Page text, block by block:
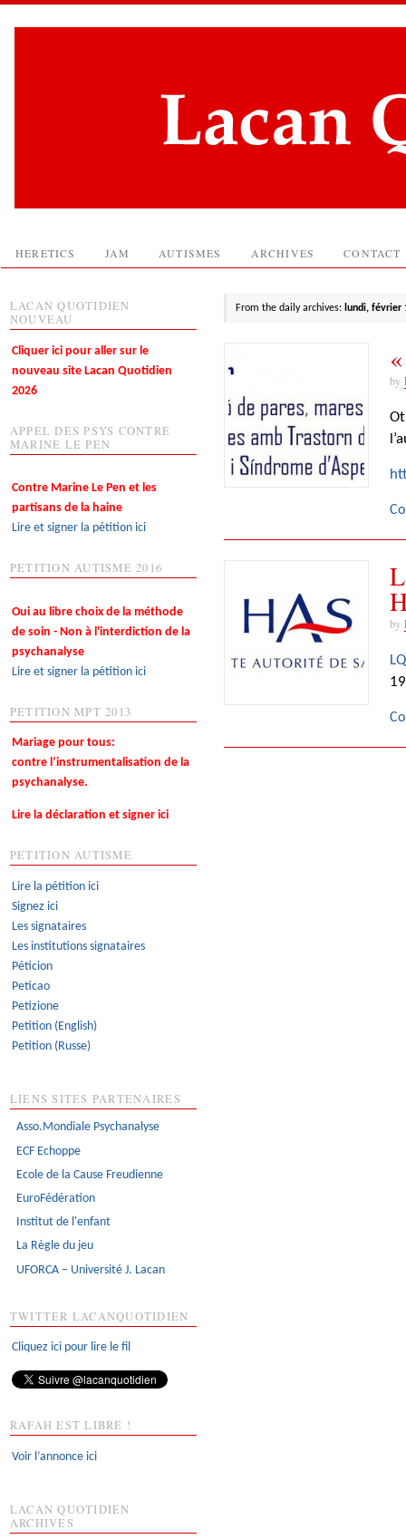
HERETICS JAM AUTISMES ARCHIVES CONTACT
From the daily archives: lundi, février
by
by
LACAN QUOTIDIEN
NOUVEAU
Cliquer ici pour aller sur le
nouveau site Lacan Quotidien
2026
APPEL DES PSYS CONTRE
MARINE LE PEN
Contre Marine Le Pen et les
partisans de la haine
Lire et signer la pétition ici
PETITION AUTISME 2016
Oui au libre choix de la méthode
de soin - Non à l'interdiction de la
psychanalyse
Lire et signer la pétition ici
PETITION MPT 2013
Mariage pour tous:
contre l’instrumentalisation de la
psychanalyse.
Lire la déclaration et signer ici
PETITION AUTISME
Lire la pétition ici
Signez ici
Les signataires
Les institutions signataires
Péticion
Peticao
Petizione
Petition (English)
Petition (Russe)
LIENS SITES PARTENAIRES
Asso.Mondiale Psychanalyse
ECF Echoppe
Ecole de la Cause Freudienne
EuroFédération
Institut de l'enfant
La Règle du jeu
UFORCA – Université J. Lacan
TWITTER LACANQUOTIDIEN
Cliquez ici pour lire le fil
RAFAH EST LIBRE !
Voir l’annonce ici
LACAN QUOTIDIEN
ARCHIVES